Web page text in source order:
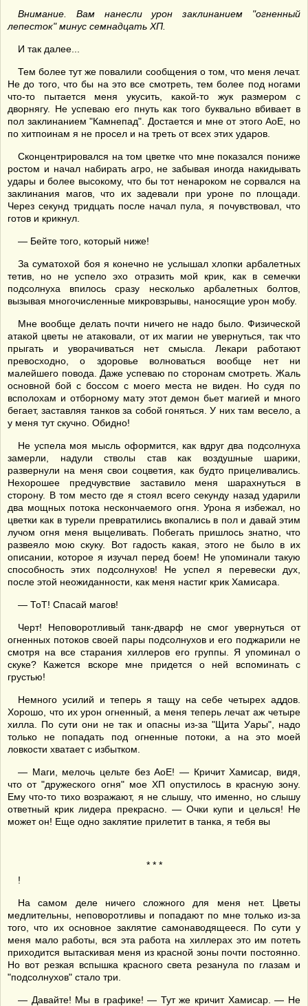
Внимание. Вам нанесли урон заклинанием "огненный
лепесток" минус семнадцать ХП.
И так далее...
Тем более тут же повалили сообщения о том, что меня лечат.
Не до того, что бы на это все смотреть, тем более под ногами
что-то пытается меня укусить, какой-то жук размером с
дворнягу. Не успеваю его пнуть как того буквально вбивает в
пол заклинанием "Камнепад". Достается и мне от этого АоЕ, но
по хитпоинам я не просел и на треть от всех этих ударов.
Сконцентрировался на том цветке что мне показался пониже
ростом и начал набирать агро, не забывая иногда накидывать
удары и более высокому, что бы тот ненароком не сорвался на
заклинания магов, что их задевали при уроне по площади.
Через секунд тридцать после начал пула, я почувствовал, что
готов и крикнул.
— Бейте того, который ниже!
За суматохой боя я конечно не услышал хлопки арбалетных
тетив, но не успело эхо отразить мой крик, как в семечки
подсолнуха впилось сразу несколько арбалетных болтов,
вызывая многочисленные микровзрывы, наносящие урон мобу.
Мне вообще делать почти ничего не надо было. Физической
атакой цветы не атаковали, от их магии не увернуться, так что
прыгать и уворачиваться нет смысла. Лекари работают
превосходно, о здоровье волноваться вообще нет ни
малейшего повода. Даже успеваю по сторонам смотреть. Жаль
основной бой с боссом с моего места не виден. Но судя по
всполохам и отборному мату этот демон бьет магией и много
бегает, заставляя танков за собой гоняться. У них там весело, а
у меня тут скучно. Обидно!
Не успела моя мысль оформится, как вдруг два подсолнуха
замерли, надули стволы став как воздушные шарики,
развернули на меня свои соцветия, как будто прицеливались.
Нехорошее предчувствие заставило меня шарахнуться в
сторону. В том место где я стоял всего секунду назад ударили
два мощных потока нескончаемого огня. Урона я избежал, но
цветки как в турели превратились вкопались в пол и давай этим
лучом огня меня выцеливать. Побегать пришлось знатно, что
развеяло мою скуку. Вот гадость какая, этого не было в их
описании, которое я изучал перед боем! Не упоминали такую
способность этих подсолнухов! Не успел я перевески дух,
после этой неожиданности, как меня настиг крик Хамисара.
— ТоТ! Спасай магов!
Черт! Неповоротливый танк-дварф не смог увернуться от
огненных потоков своей пары подсолнухов и его поджарили не
смотря на все старания хиллеров его группы. Я упоминал о
скуке? Кажется вскоре мне придется о ней вспоминать с
грустью!
Немного усилий и теперь я тащу на себе четырех аддов.
Хорошо, что их урон огненный, а меня теперь лечат аж четыре
хилла. По сути они не так и опасны из-за "Щита Уары", надо
только не попадать под огненные потоки, а на это моей
ловкости хватает с избытком.
— Маги, мелочь цельте без АоЕ! — Кричит Хамисар, видя,
что от "дружеского огня" мое ХП опустилось в красную зону.
Ему что-то тихо возражают, я не слышу, что именно, но слышу
ответный крик лидера прекрасно. — Очки купи и целься! Не
может он! Еще одно заклятие прилетит в танка, я тебя вы
* * *
!
На самом деле ничего сложного для меня нет. Цветы
медлительны, неповоротливы и попадают по мне только из-за
того, что их основное заклятие самонаводящееся. По сути у
меня мало работы, вся эта работа на хиллерах это им потеть
приходится вытаскивая меня из красной зоны почти постоянно.
Но вот резкая вспышка красного света резанула по глазам и
"подсолнухов" стало три.
— Давайте! Мы в графике! — Тут же кричит Хамисар. — Не